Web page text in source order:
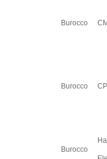
Burocco
Burocco
Burocco